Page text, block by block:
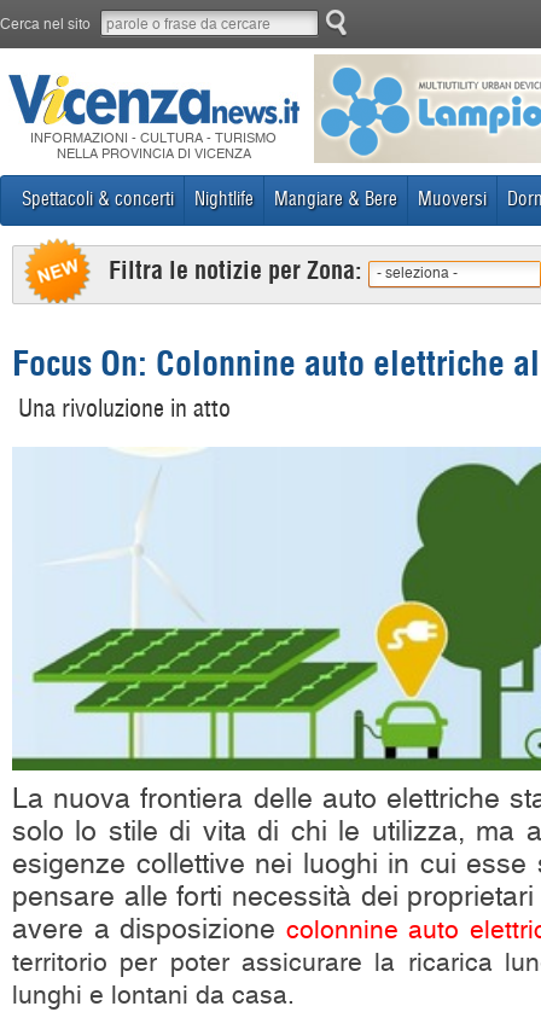
Cerca nel sito
INFORMAZIONI - CULTURA - TURISMO
NELLA PROVINCIA DI VICENZA
Spettacoli & concerti Nightlife Mangiare & Bere Muoversi
Filtra le notizie per Zona: - seleziona -
Focus On: Colonnine auto elettriche
Una rivoluzione in atto
La nuova frontiera delle auto elettriche
solo lo stile di vita di chi le utilizza, ma
esigenze collettive nei luoghi in cui esse
pensare alle forti necessità dei
avere a disposizione colonnine auto
territorio per poter assicurare la ricarica
lunghi e lontani da casa.